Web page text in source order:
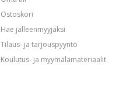
Ostoskori
Hae jälleenmyyjäksi
Tilaus- ja tarjouspyyntö
Koulutus- ja myymälämateriaalit